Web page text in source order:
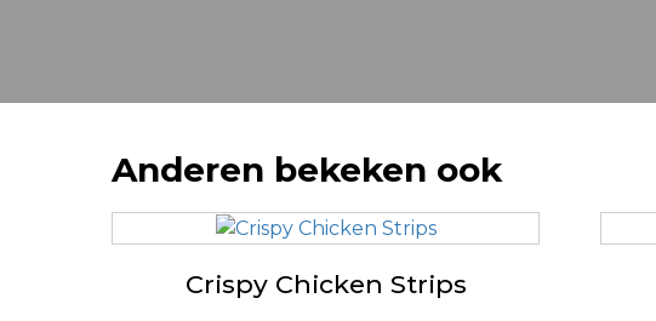
Anderen bekeken ook
Crispy Chicken Strips